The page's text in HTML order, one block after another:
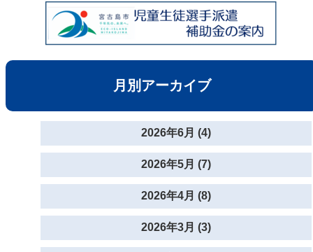
月別アーカイブ
2026年6月 (4)
2026年5月 (7)
2026年4月 (8)
2026年3月 (3)